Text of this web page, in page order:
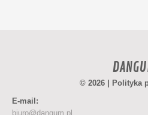
© 2026 |
Polityka
E-mail:
biuro@dangum.pl